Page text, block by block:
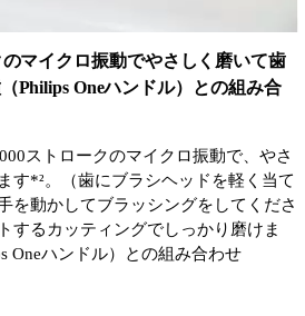
マイクロ振動でやさしく磨いて歯
Philips Oneハンドル）との組み合
ストロークのマイクロ振動で、やさ
す*²。（歯にブラシヘッドを軽く当て
を動かしてブラッシングをしてくださ
するカッティングでしっかり磨けま
ハンドル）との組み合わせ